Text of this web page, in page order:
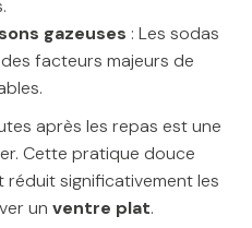
gazeuses : Les sodas
facteurs majeurs de
après les repas est une
Cette pratique douce
réduit significativement les
un ventre plat.